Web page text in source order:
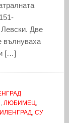
Две
вълнуваха
[…]
, ЛЮБИМЕЦ,
, СУ